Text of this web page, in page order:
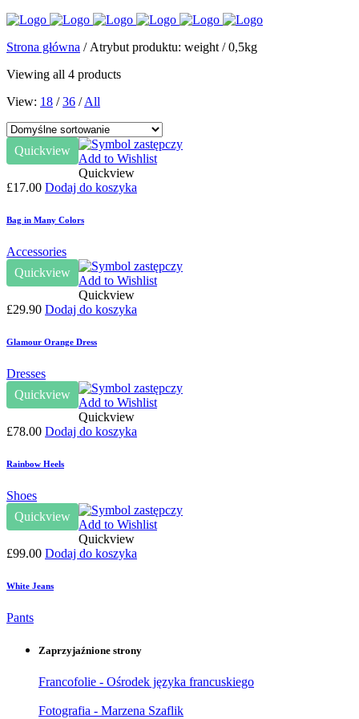
Strona główna / Atrybut produktu: weight / 0,5kg
Viewing all 4 products
View: 18 /36 /All
Quickview
Add to Wishlist
Quickview
£17.00 Dodaj do koszyka
Bag in Many Colors
Accessories
Quickview
Add to Wishlist
Quickview
£29.90 Dodaj do koszyka
Glamour Orange Dress
Dresses
Quickview
Add to Wishlist
Quickview
£78.00 Dodaj do koszyka
Rainbow Heels
Shoes
Quickview
Add to Wishlist
Quickview
£99.00 Dodaj do koszyka
White Jeans
Pants
Zaprzyjaźnione strony
Francofolie - Ośrodek języka francuskiego
Fotografia - Marzena Szaflik